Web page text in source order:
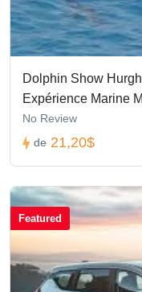
Dolphin Show
Expérience Marine
No Review
de 21,20$
Featured